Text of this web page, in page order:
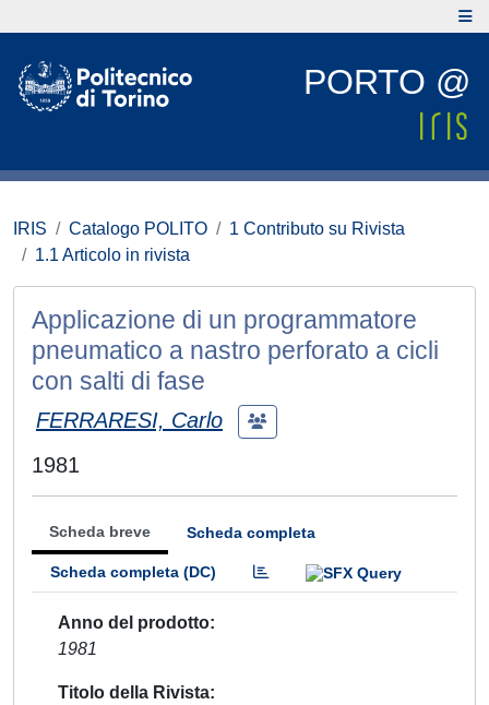
PORTO @
IRIS Catalogo POLITO
1 Contributo su Rivista
1.1 Articolo in rivista
Applicazione di un programmatore
pneumatico a nastro perforato a cicli
con salti di fase
FERRARESI, Carlo
1981
Scheda breve Scheda completa
Scheda completa (DC)
Anno del prodotto
1981
Titolo della Rivista